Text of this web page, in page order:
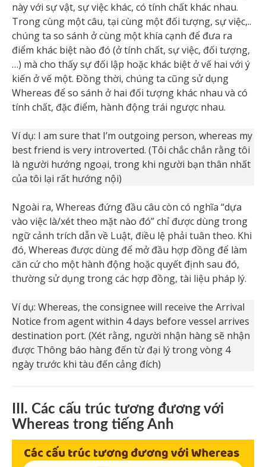
này với sự vật, sự việc khác, có tính chất khác nhau.
Trong cùng một câu, tại cùng một đối tượng, sự việc,..
chúng ta so sánh ở cùng một khía cạnh để đưa ra
điểm khác biệt nào đó (ở tính chất, sự việc, đối tượng,
…) mà cho thấy sự đối lập hoặc khác biệt ở vế hai với ý
kiến ở vế một. Đồng thời, chúng ta cũng sử dụng
Whereas để so sánh ở hai đối tượng khác nhau và có
tính chất, đặc điểm, hành động trái ngược nhau.
Ví dụ: I am sure that I’m outgoing person, whereas my
best friend is very introverted. (Tôi chắc chắn rằng tôi
là người hướng ngoại, trong khi người bạn thân nhất
của tôi lại rất hướng nội)
Ngoài ra, Whereas đứng đầu câu còn có nghĩa “dựa
vào việc là/xét theo mặt nào đó” chỉ được dùng trong
ngữ cảnh trích dẫn về Luật, điều lệ phải tuân theo. Khi
đó, Whereas được dùng để mở đầu hợp đồng để làm
căn cứ cho một hành động hoặc quyết định sau đó,
thường sử dụng trong các hợp đồng, tài liệu pháp lý.
Ví dụ: Whereas, the consignee will receive the Arrival
Notice from agent within 4 days before vessel arrives
destination port. (Xét rằng, người nhận hàng sẽ nhận
được Thông báo hàng đến từ đại lý trong vòng 4
ngày trước khi tàu đến cảng đích)
III. Các cấu trúc tương đương với
Whereas trong tiếng Anh